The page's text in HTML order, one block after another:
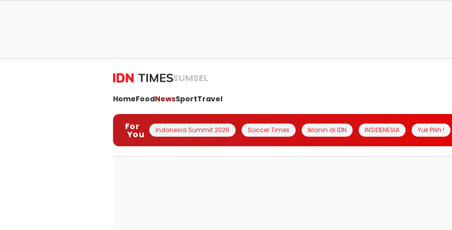
SUMSEL
HomeFoodNewsSportTravel
For
You Indonesia Summit 2026 Soccer Times Iklanin di IDN INSIDENESIA Yuk Pilih !